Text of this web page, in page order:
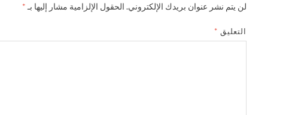
لن يتم نشر عنوان بريدك الإلكتروني. الحقول الإلزامية مشار إليها بـ *
التعليق *